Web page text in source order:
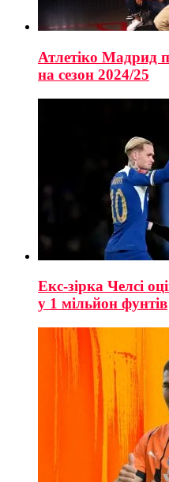
Атлетіко Мадрид
на сезон 2024/25
Екс-зірка Челсі
у 1 мільйон фунтів